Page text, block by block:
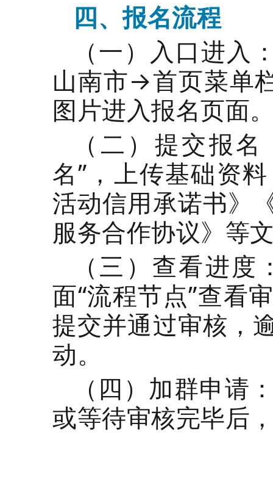
四、报名流程
（一）入口进
山南市→首页菜单
图片进入报名页面
（二）提交报
名”，上传基础资
活动信用承诺书》
服务合作协议》等
（三）查看进
面“流程节点”查看
提交并通过审核，
动。
（四）加群申请
或等待审核完毕后